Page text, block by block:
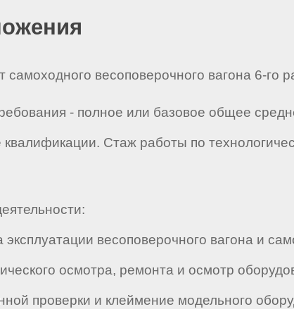
весоповерочного вагона 6-го
- полное или базовое общее
Стаж работы по
весоповерочного вагона и
осмотра, ремонта и осмотр
проверки и клеймение модельного